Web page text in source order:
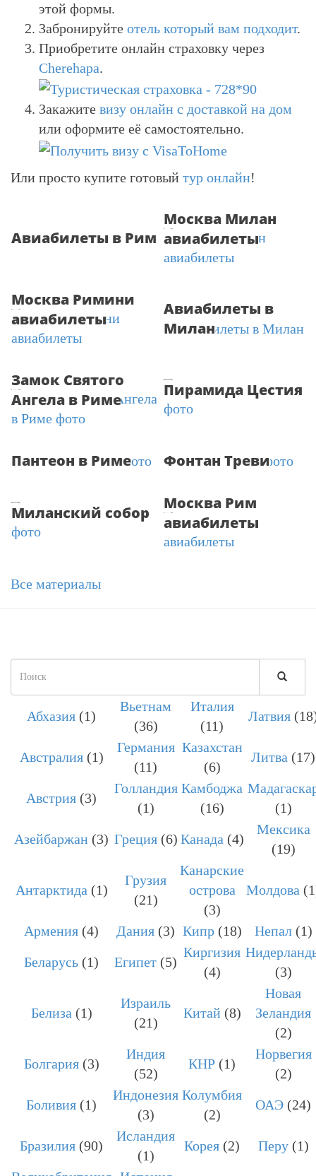
этой формы.
Забронируйте отель который вам подходит.
Приобретите онлайн страховку через
Cherehapa.
Закажите визу онлайн с доставкой на дом
или оформите её самостоятельно.
Или просто купите готовый тур онлайн!
Авиабилеты в Рим
Москва Милан
авиабилеты
Москва Римини
авиабилеты
Авиабилеты в
Милан
Замок Святого
Ангела в Риме
Пирамида Цестия
Пантеон в Риме Фонтан Треви
Миланский собор
Москва Рим
авиабилеты
Все материалы
Форма
поиска
ПОИСК
Абхазия (1)
Вьетнам
(36)
Италия
(11)
Латвия
Австралия (1)
Германия
(11)
Казахстан
(6)
Литва (17)
Австрия (3)
Голландия
(1)
Камбоджа
(16)
(1)
Азейбаржан (3) Греция (6) Канада (4)
Мексика
(19)
Антарктида (1)
Грузия
(21)
Канарские
острова
(3)
Молдова
Армения (4) Дания (3) Кипр (18) Непал (1)
Беларусь (1) Египет (5)
Киргизия
(4)
(3)
Белиза (1)
Израиль
(21)
Китай (8)
Новая
Зеландия
(2)
Болгария (3)
Индия
(52)
КНР (1)
Норвегия
(2)
Боливия (1)
Индонезия
(3)
Колумбия
(2)
ОАЭ (24)
Бразилия (90)
Исландия
(1)
Корея (2) Перу (1)